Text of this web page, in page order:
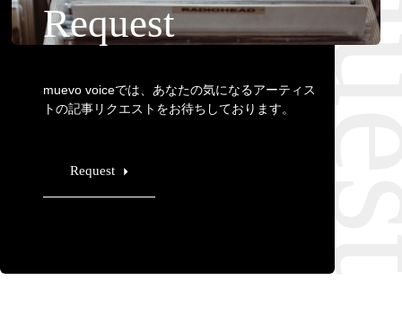
Request
muevo voiceでは、あなたの気になるアーティス
トの記事リクエストをお待ちしております。
Request